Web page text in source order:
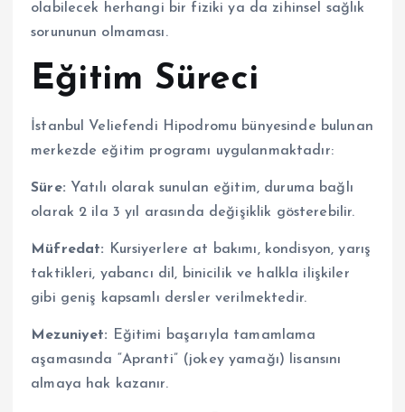
olabilecek herhangi bir fiziki ya da zihinsel sağlık
sorununun olmaması.
Eğitim Süreci
İstanbul Veliefendi Hipodromu bünyesinde bulunan
merkezde eğitim programı uygulanmaktadır:
Süre: Yatılı olarak sunulan eğitim, duruma bağlı
olarak 2 ila 3 yıl arasında değişiklik gösterebilir.
Müfredat: Kursiyerlere at bakımı, kondisyon, yarış
taktikleri, yabancı dil, binicilik ve halkla ilişkiler
gibi geniş kapsamlı dersler verilmektedir.
Mezuniyet: Eğitimi başarıyla tamamlama
aşamasında “Apranti” (jokey yamağı) lisansını
almaya hak kazanır.